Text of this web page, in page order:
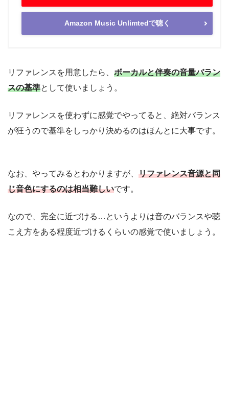
Amazon Music Unlimtedで聴く
リファレンスを用意したら、 ボーカルと伴奏の音量バラン
スの基準として使いましょう。
リファレンスを使わずに感覚でやってると、絶対バランス
が狂うので基準をしっかり決めるのはほんとに大事です。
なお、やってみるとわかりますが、 リファレンス音源と同
じ音色にするのは相当難しいです。
なので、完全に近づける…というよりは音のバランスや聴
こえ方をある程度近づけるくらいの感覚で使いましょう。